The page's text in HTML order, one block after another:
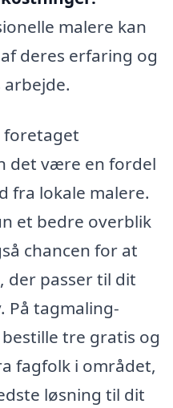
malere kan
deres erfaring og
foretaget
det være en fordel
fra lokale malere.
et bedre overblik
chancen for at
der passer til dit
På tagmaling-
tre gratis og
fagfolk i området,
løsning til dit